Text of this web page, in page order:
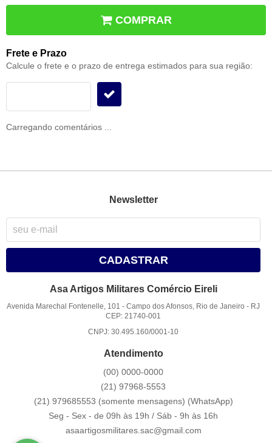
COMPRAR
Frete e Prazo
Calcule o frete e o prazo de entrega estimados para sua região:
Carregando comentários ...
Newsletter
CADASTRAR
Asa Artigos Militares Comércio Eireli
Avenida Marechal Fontenelle, 101 -Campo dos Afonsos, Rio de Janeiro - RJ
CEP: 21740-001
CNPJ: 30.495.160/0001-10
Atendimento
(00) 0000-0000
(21) 97968-5553
(21) 979685553 (somente mensagens) (WhatsApp)
Seg - Sex - de 09h às 19h / Sáb - 9h às 16h
asaartigosmilitares.sac@gmail.com